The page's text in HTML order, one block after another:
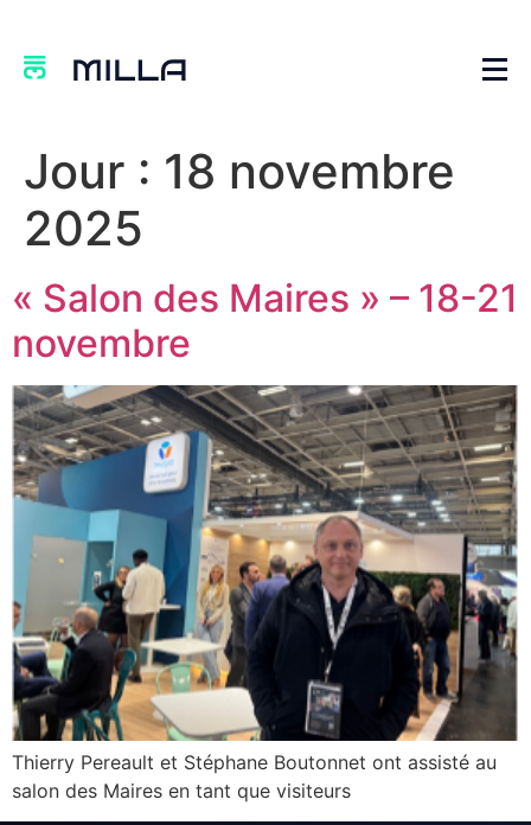
Jour : 18 novembre
2025
« Salon des Maires » – 18-21
novembre
Thierry Pereault et Stéphane Boutonnet ont assisté au
salon des Maires en tant que visiteurs